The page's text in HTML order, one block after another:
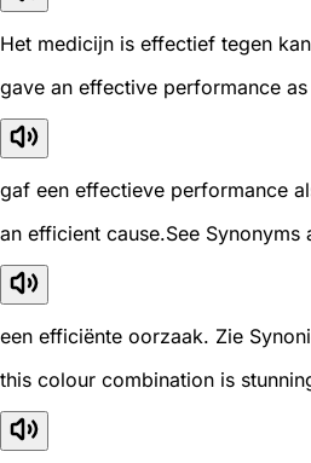
Het medicijn is effectief tegen
gave an effective performance
gaf een effectieve performance
an efficient cause.See Synonyms
een efficiënte oorzaak. Zie
this colour combination is